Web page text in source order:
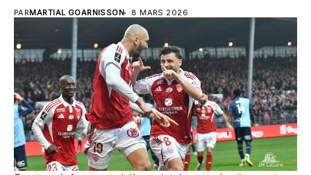
PARMARTIAL GOARNISSON 8 MARS 2026